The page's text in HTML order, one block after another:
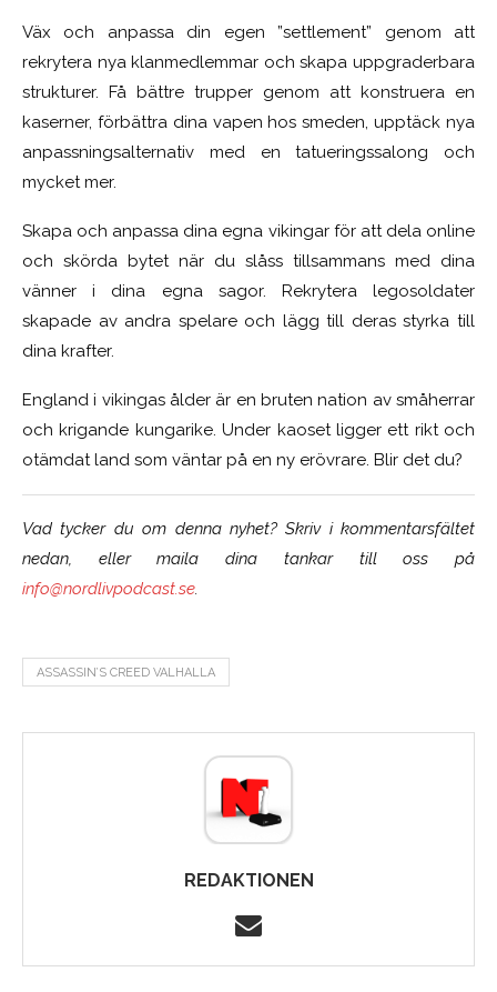
Väx och anpassa din egen ”settlement” genom att
rekrytera nya klanmedlemmar och skapa uppgraderbara
strukturer. Få bättre trupper genom att konstruera en
kaserner, förbättra dina vapen hos smeden, upptäck nya
anpassningsalternativ med en tatueringssalong och
mycket mer.
Skapa och anpassa dina egna vikingar för att dela online
och skörda bytet när du slåss tillsammans med dina
vänner i dina egna sagor. Rekrytera legosoldater
skapade av andra spelare och lägg till deras styrka till
dina krafter.
England i vikingas ålder är en bruten nation av småherrar
och krigande kungarike. Under kaoset ligger ett rikt och
otämdat land som väntar på en ny erövrare. Blir det du?
Vad tycker du om denna nyhet? Skriv i kommentarsfältet
nedan, eller maila dina tankar till oss på
info@nordlivpodcast.se.
ASSASSIN’S CREED VALHALLA
REDAKTIONEN